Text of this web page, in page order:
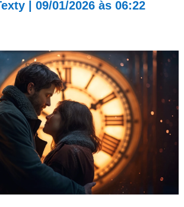
| 09/01/2026 às 06:22